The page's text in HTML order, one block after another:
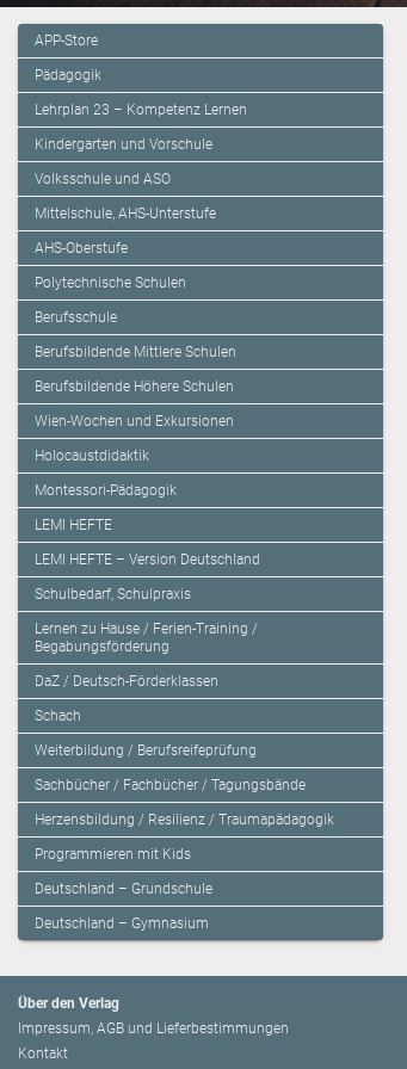
APP-Store
Pädagogik
Lehrplan 23 – Kompetenz Lernen
Kindergarten und Vorschule
Volksschule und ASO
Mittelschule, AHS-Unterstufe
AHS-Oberstufe
Polytechnische Schulen
Berufsschule
Berufsbildende Mittlere Schulen
Berufsbildende Höhere Schulen
Wien-Wochen und Exkursionen
Holocaustdidaktik
Montessori-Pädagogik
LEMI HEFTE
LEMI HEFTE – Version Deutschland
Schulbedarf, Schulpraxis
Lernen zu Hause / Ferien-Training /
Begabungsförderung
DaZ / Deutsch-Förderklassen
Schach
Weiterbildung / Berufsreifeprüfung
Sachbücher / Fachbücher / Tagungsbände
Herzensbildung / Resilienz / Traumapädagogik
Programmieren mit Kids
Deutschland – Grundschule
Deutschland – Gymnasium
Über den Verlag
Impressum, AGB und Lieferbestimmungen
Kontakt